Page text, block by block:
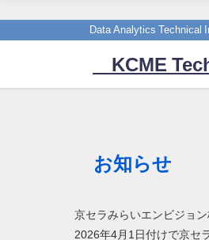
Data Analytics Technical
KCME
お知らせ
京セラみらいエンビジョン
2026年4月1日付けで京セ